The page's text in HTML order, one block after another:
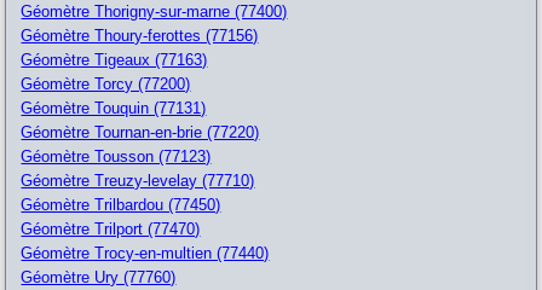
Géomètre Thorigny-sur-marne (77400)
Géomètre Thoury-ferottes (77156)
Géomètre Tigeaux (77163)
Géomètre Torcy (77200)
Géomètre Touquin (77131)
Géomètre Tournan-en-brie (77220)
Géomètre Tousson (77123)
Géomètre Treuzy-levelay (77710)
Géomètre Trilbardou (77450)
Géomètre Trilport (77470)
Géomètre Trocy-en-multien (77440)
Géomètre Ury (77760)